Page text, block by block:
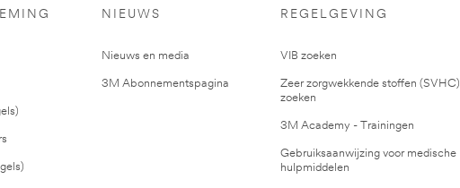
NIEUWS
Nieuws en media
3M Abonnementspagina
REGELGEVING
VIB zoeken
Zeer zorgwekkende stoffen (SVHC)
zoeken
3M Academy - Trainingen
Gebruiksaanwijzing voor medische
hulpmiddelen